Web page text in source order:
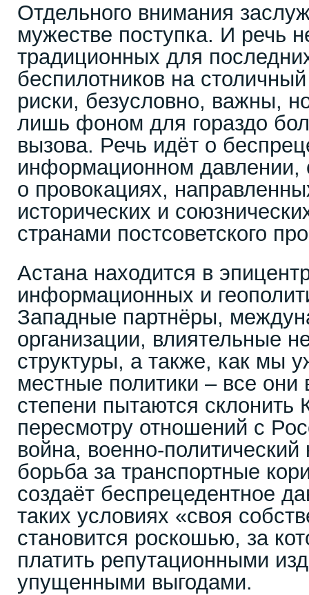
Отдельного внимания
мужестве поступка. И речь
традиционных для
беспилотников на
риски, безусловно, важны,
лишь фоном для гораздо
вызова. Речь идёт о
информационном давлении,
о провокациях,
исторических и
странами постсоветского
Астана находится в
информационных и
Западные партнёры,
организации, влиятельные
структуры, а также, как мы
местные политики – все они
степени пытаются склонить
пересмотру отношений с
война, военно-
борьба за транспортные
создаёт беспрецедентное
таких условиях «своя
становится роскошью, за
платить репутационными
упущенными выгодами.